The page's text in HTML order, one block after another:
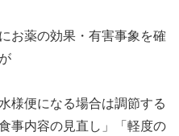
お薬の効果・有害事象を確
様便になる場合は調節する
事内容の見直し」「軽度の